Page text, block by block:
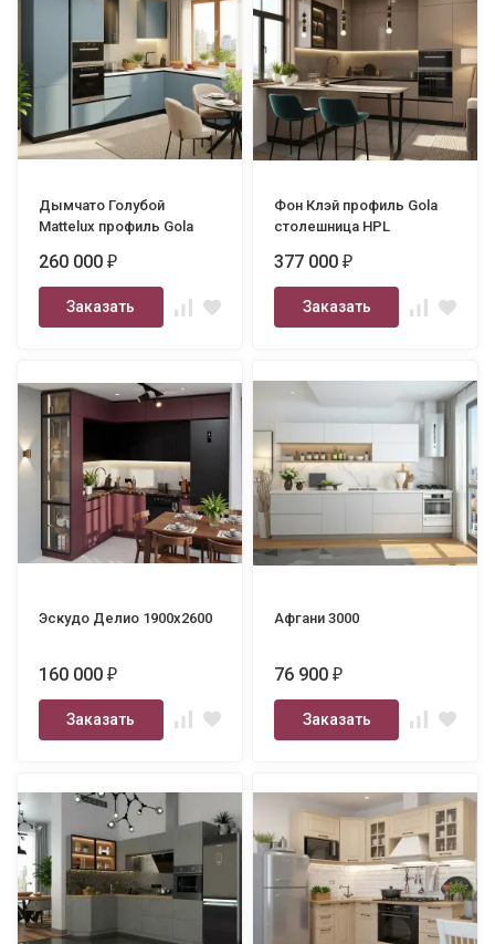
Дымчато Голубой
Mattelux профиль Gola
260 000₽
Заказать
Фон Клэй профиль Gola
столешница HPL
377 000₽
Заказать
Эскудо Делио 1900х2600
160 000₽
Заказать
Афгани 3000
76 900₽
Заказать